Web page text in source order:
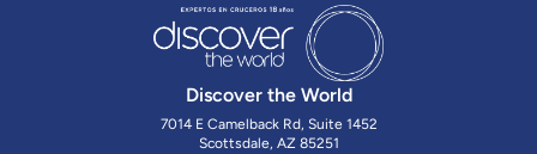
Discover the World
7014 E Camelback Rd, Suite 1452
Scottsdale, AZ 85251